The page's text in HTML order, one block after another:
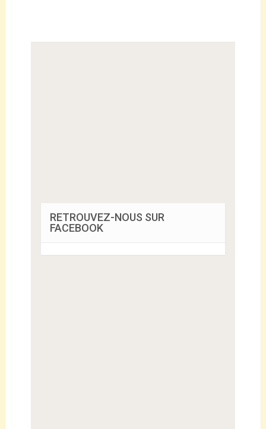
RETROUVEZ-NOUS SUR
FACEBOOK